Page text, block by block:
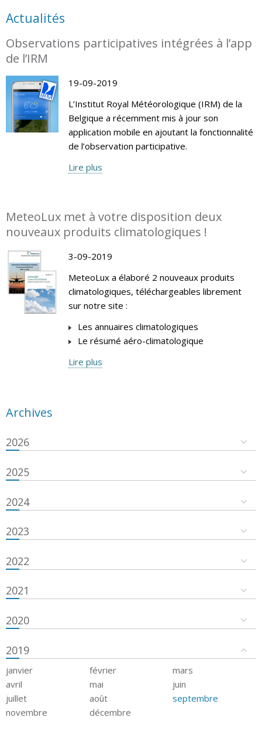
Actualités
Observations participatives intégrées à l’app
de l’IRM
19-09-2019
L’Institut Royal Météorologique (IRM) de la
Belgique a récemment mis à jour son
application mobile en ajoutant la fonctionnalité
de l’observation participative.
Lire plus
MeteoLux met à votre disposition deux
nouveaux produits climatologiques !
3-09-2019
MeteoLux a élaboré 2 nouveaux produits
climatologiques, téléchargeables librement
sur notre site :
Les annuaires climatologiques
Le résumé aéro-climatologique
Lire plus
Archives
2026
2025
2024
2023
2022
2021
2020
2019
janvier février
mars
avril
mai
juin
juillet
août
septembre
novembre
décembre